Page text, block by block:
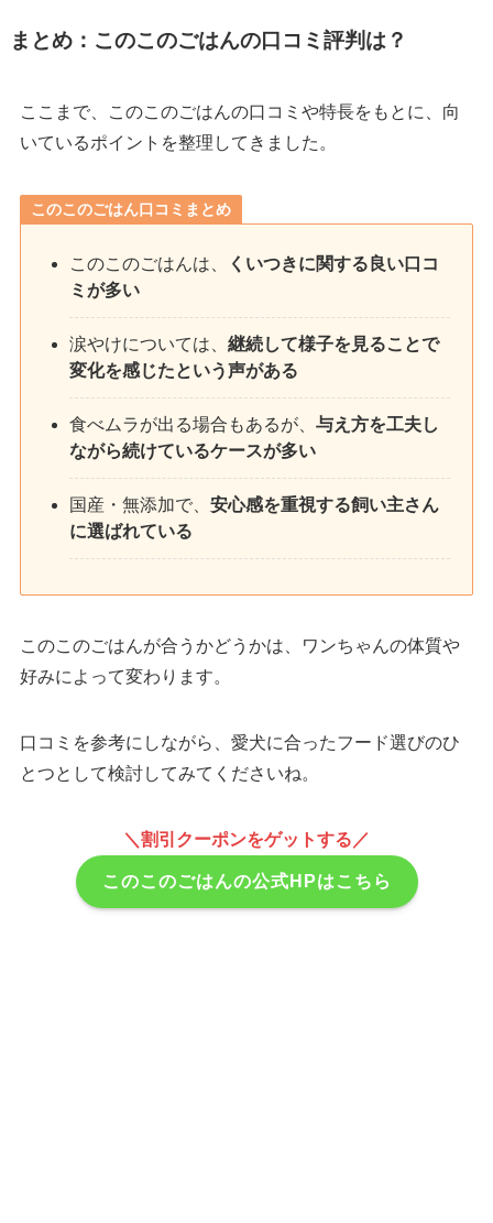
まとめ：このこのごはんの口コミ評判は？
ここまで、このこのごはんの口コミや特長をもとに、向
いているポイントを整理してきました。
このこのごはん口コミまとめ
このこのごはんは、
くいつきに関する良い口コ
ミが多い
涙やけについては、 継続して様子を見ることで
変化を感じたという声がある
食べムラが出る場合もあるが、 与え方を工夫し
ながら続けているケースが多い
国産・無添加で、 安心感を重視する飼い主さん
に選ばれている
このこのごはんが合うかどうかは、ワンちゃんの体質や
好みによって変わります。
口コミを参考にしながら、愛犬に合ったフード選びのひ
とつとして検討してみてくださいね。
＼割引クーポンをゲットする／
このこのごはんの公式HPはこちら